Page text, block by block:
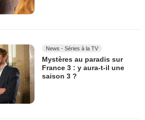
News - Séries à la TV
Mystères au paradis sur
France 3 : y aura-t-il une
saison 3 ?